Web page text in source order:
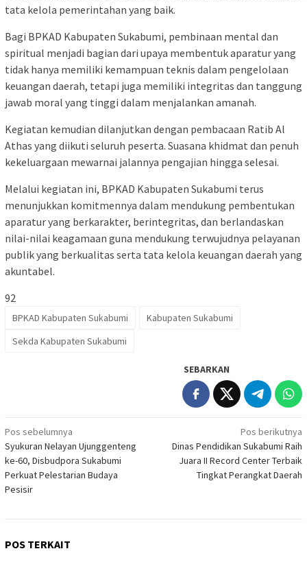
tata kelola pemerintahan yang baik.
Bagi BPKAD Kabupaten Sukabumi, pembinaan mental dan
spiritual menjadi bagian dari upaya membentuk aparatur yang
tidak hanya memiliki kemampuan teknis dalam pengelolaan
keuangan daerah, tetapi juga memiliki integritas dan tanggung
jawab moral yang tinggi dalam menjalankan amanah.
Kegiatan kemudian dilanjutkan dengan pembacaan Ratib Al
Athas yang diikuti seluruh peserta. Suasana khidmat dan penuh
kekeluargaan mewarnai jalannya pengajian hingga selesai.
Melalui kegiatan ini, BPKAD Kabupaten Sukabumi terus
menunjukkan komitmennya dalam mendukung pembentukan
aparatur yang berkarakter, berintegritas, dan berlandaskan
nilai-nilai keagamaan guna mendukung terwujudnya pelayanan
publik yang berkualitas serta tata kelola keuangan daerah yang
akuntabel.
92
BPKAD Kabupaten Sukabumi
Kabupaten Sukabumi
Sekda Kabupaten Sukabumi
SEBARKAN
Navigasi
pos
Pos sebelumnya
Syukuran Nelayan Ujunggenteng
ke-60, Disbudpora Sukabumi
Perkuat Pelestarian Budaya
Pesisir
Pos berikutnya
Dinas Pendidikan Sukabumi Raih
Juara II Record Center Terbaik
Tingkat Perangkat Daerah
POS TERKAIT